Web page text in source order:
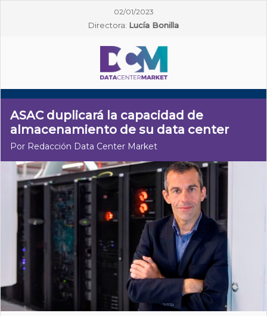
02/01/2023
Directora: Lucía Bonilla
ASAC duplicará la capacidad de
almacenamiento de su data center
Por Redacción Data Center Market